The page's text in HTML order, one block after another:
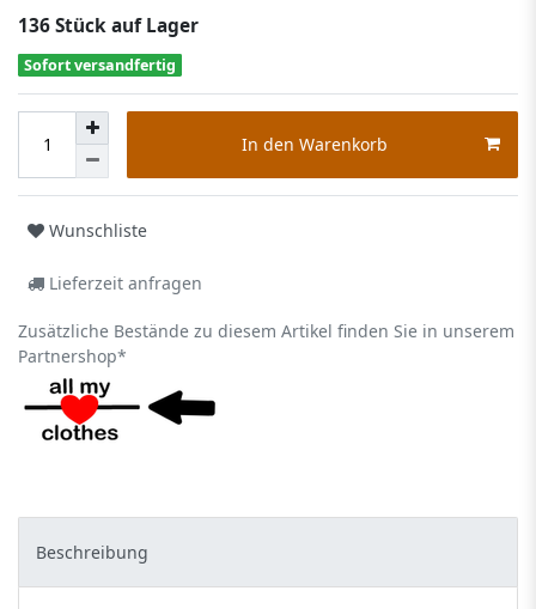
136 Stück auf Lager
Sofort versandfertig
In den Warenkorb
Wunschliste
Lieferzeit anfragen
Zusätzliche Bestände zu diesem Artikel finden Sie in unserem
Partnershop*
Beschreibung